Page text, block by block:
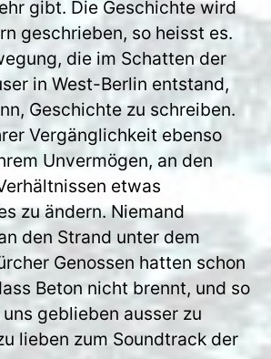
gibt. Die Geschichte wird
geschrieben, so heisst es.
die im Schatten der
in West-Berlin entstand,
Geschichte zu schreiben.
Vergänglichkeit ebenso
Unvermögen, an den
etwas
zu ändern. Niemand
den Strand unter dem
Genossen hatten schon
Beton nicht brennt, und so
geblieben ausser zu
lieben zum Soundtrack der